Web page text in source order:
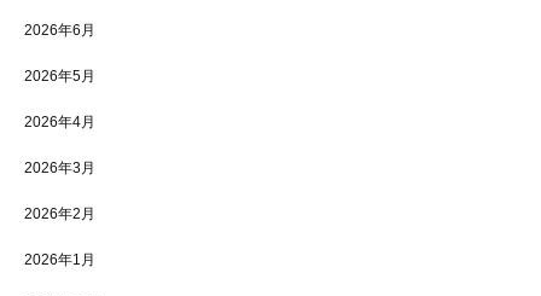
2026年6月
2026年5月
2026年4月
2026年3月
2026年2月
2026年1月